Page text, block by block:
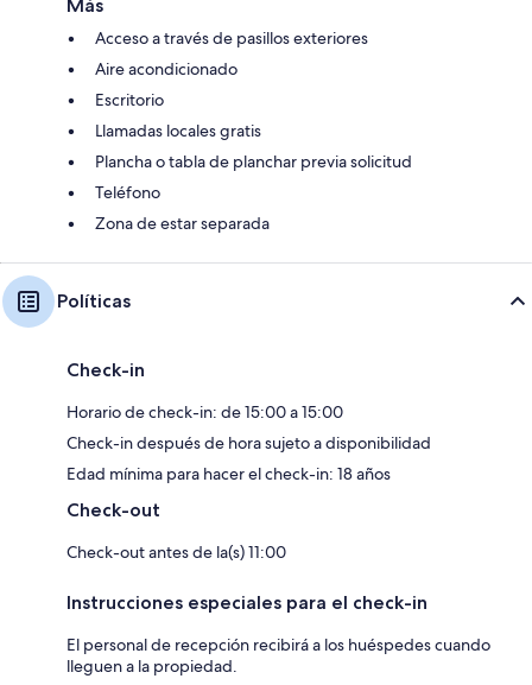
Más
Acceso a través de pasillos exteriores
Aire acondicionado
Escritorio
Llamadas locales gratis
Plancha o tabla de planchar previa solicitud
Teléfono
Zona de estar separada
Políticas
Check-in
Horario de check-in: de 15:00 a 15:00
Check-in después de hora sujeto a disponibilidad
Edad mínima para hacer el check-in: 18 años
Check-out
Check-out antes de la(s) 11:00
Instrucciones especiales para el check-in
El personal de recepción recibirá a los huéspedes cuando
lleguen a la propiedad.